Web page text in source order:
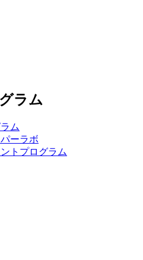
ラム
ム
ーラボ
トプログラム